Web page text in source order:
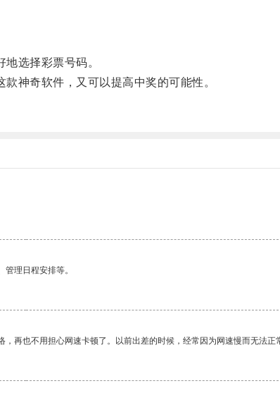
选择彩票号码。
神奇软件，又可以提高中奖的可能性。
理日程安排等。
再也不用担心网速卡顿了。以前出差的时候，经常因为网速慢而无法正